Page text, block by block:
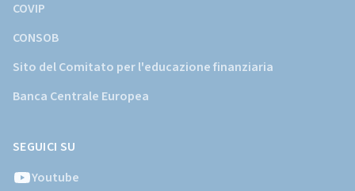
COVIP
CONSOB
Sito del Comitato per l'educazione finanziaria
Banca Centrale Europea
SEGUICI SU
Youtube